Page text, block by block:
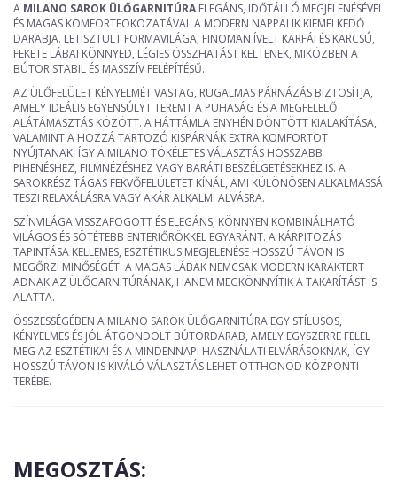
A MILANO SAROK ÜLŐGARNITÚRA ELEGÁNS, IDŐTÁLLÓ MEGJELENÉSÉVEL
ÉS MAGAS KOMFORTFOKOZATÁVAL A MODERN NAPPALIK KIEMELKEDŐ
DARABJA. LETISZTULT FORMAVILÁGA, FINOMAN ÍVELT KARFÁI ÉS KARCSÚ,
FEKETE LÁBAI KÖNNYED, LÉGIES ÖSSZHATÁST KELTENEK, MIKÖZBEN A
BÚTOR STABIL ÉS MASSZÍV FELÉPÍTÉSŰ.
AZ ÜLŐFELÜLET KÉNYELMÉT VASTAG, RUGALMAS PÁRNÁZÁS BIZTOSÍTJA,
AMELY IDEÁLIS EGYENSÚLYT TEREMT A PUHASÁG ÉS A MEGFELELŐ
ALÁTÁMASZTÁS KÖZÖTT. A HÁTTÁMLA ENYHÉN DÖNTÖTT KIALAKÍTÁSA,
VALAMINT A HOZZÁ TARTOZÓ KISPÁRNÁK EXTRA KOMFORTOT
NYÚJTANAK, ÍGY A MILANO TÖKÉLETES VÁLASZTÁS HOSSZABB
PIHENÉSHEZ, FILMNÉZÉSHEZ VAGY BARÁTI BESZÉLGETÉSEKHEZ IS. A
SAROKRÉSZ TÁGAS FEKVŐFELÜLETET KÍNÁL, AMI KÜLÖNÖSEN ALKALMASSÁ
TESZI RELAXÁLÁSRA VAGY AKÁR ALKALMI ALVÁSRA.
SZÍNVILÁGA VISSZAFOGOTT ÉS ELEGÁNS, KÖNNYEN KOMBINÁLHATÓ
VILÁGOS ÉS SÖTÉTEBB ENTERIŐRÖKKEL EGYARÁNT. A KÁRPITOZÁS
TAPINTÁSA KELLEMES, ESZTÉTIKUS MEGJELENÉSE HOSSZÚ TÁVON IS
MEGŐRZI MINŐSÉGÉT. A MAGAS LÁBAK NEMCSAK MODERN KARAKTERT
ADNAK AZ ÜLŐGARNITÚRÁNAK, HANEM MEGKÖNNYÍTIK A TAKARÍTÁST IS
ALATTA.
ÖSSZESSÉGÉBEN A MILANO SAROK ÜLŐGARNITÚRA EGY STÍLUSOS,
KÉNYELMES ÉS JÓL ÁTGONDOLT BÚTORDARAB, AMELY EGYSZERRE FELEL
MEG AZ ESZTÉTIKAI ÉS A MINDENNAPI HASZNÁLATI ELVÁRÁSOKNAK, ÍGY
HOSSZÚ TÁVON IS KIVÁLÓ VÁLASZTÁS LEHET OTTHONOD KÖZPONTI
TERÉBE.
MEGOSZTÁS: